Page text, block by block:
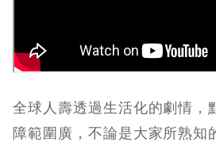
全球人壽透過生活化的劇情，
障範圍廣，不論是大家所熟知